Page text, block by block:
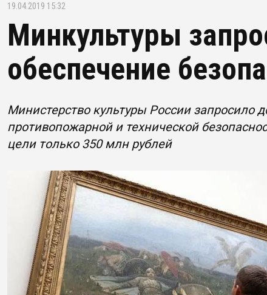
19.04.2019 15:32
Минкультуры
обеспечение
Министерство культуры России запросило
противопожарной и технической
цели только 350 млн рублей